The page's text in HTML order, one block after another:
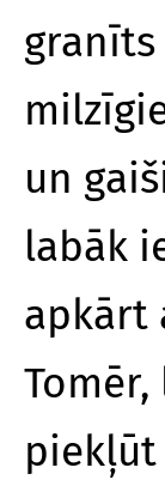
granīts
un
labāk
apkārt
piekļūt